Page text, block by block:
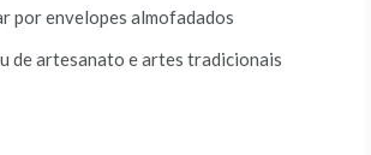
por envelopes almofadados
de artesanato e artes tradicionais